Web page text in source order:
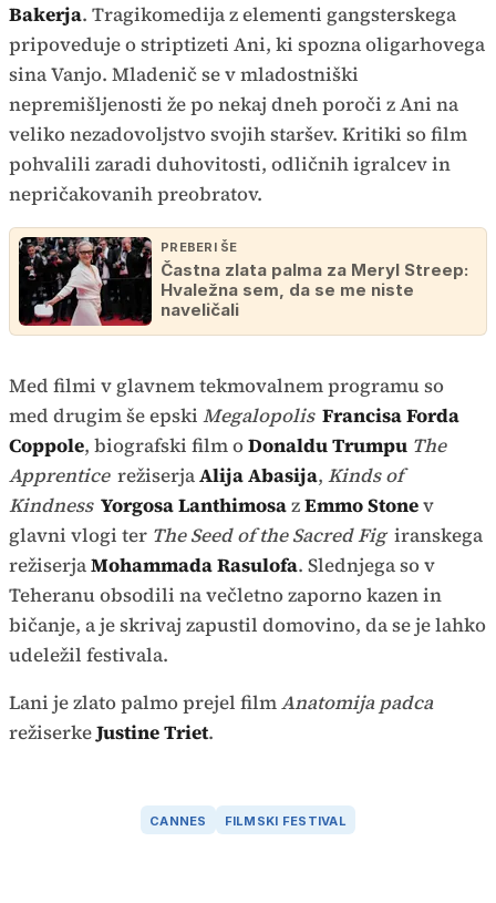
Bakerja. Tragikomedija z elementi gangsterskega
pripoveduje o striptizeti Ani, ki spozna oligarhovega
sina Vanjo. Mladenič se v mladostniški
nepremišljenosti že po nekaj dneh poroči z Ani na
veliko nezadovoljstvo svojih staršev. Kritiki so film
pohvalili zaradi duhovitosti, odličnih igralcev in
nepričakovanih preobratov.
PREBERI ŠE
Častna zlata palma za Meryl Streep:
Hvaležna sem, da se me niste
naveličali
Med filmi v glavnem tekmovalnem programu so
med drugim še epski Megalopolis Francisa Forda
Coppole, biografski film oDonaldu Trumpu The
Apprentice režiserjaAlija Abasija, Kinds of
Kindness Yorgosa LanthimosazEmmo Stonev
glavni vlogi ter The Seed of the Sacred Fig iranskega
režiserjaMohammada Rasulofa. Slednjega so v
Teheranu obsodili na večletno zaporno kazen in
bičanje, a je skrivaj zapustil domovino, da se je lahko
udeležil festivala.
Lani je zlato palmo prejel filmAnatomija padca
režiserkeJustine Triet.
CANNES FILMSKI FESTIVAL